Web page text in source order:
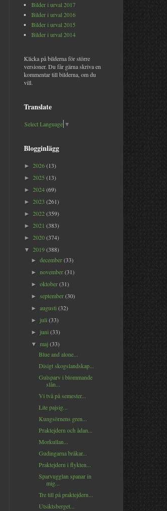
Bilder i urval 2017
Bilder i urval 2016
Bilder i urval 2015
Bilder i urval 2014
Klicka på bilderna för större
versioner. Du får gärna skriva en
kommentar till bilderna, om du
vill.
Translate
Select Language ▼
Blogginlägg
► 2026(13)
► 2025 (13)
► 2024(69)
► 2023 (261)
► 2022(359)
► 2021 (383)
► 2020(374)
▼ 2019(388)
►december(33)
►november(31)
►oktober(31)
►september(30)
►augusti(32)
► juli(33)
► juni(33)
▼maj(33)
Blue and alone...
Disigt skogslandskap...
Gulsparv i blommande
slån...
Vi två på semester...
Lite pajsig...
Kungsörnens gren...
Praktejdern och ådan...
Morkullan...
Gudingarna bråkar...
Praktejdern i flykten...
Sparvugglan spanar in
mig...
Tre till på praktejdern...
Utsiktsberget...